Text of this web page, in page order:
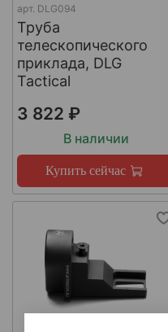
арт. DLG094
Труба
телескопического
приклада, DLG
Tactical
3 822 ₽
В наличии
Купить сейчас